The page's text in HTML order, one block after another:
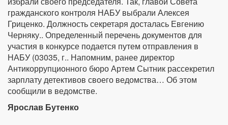
гражданского контроля НАБУ выбрали Алексея
Гриценко. Должность секретаря досталась Евгению
Черняку.. Определенный перечень документов для
участия в конкурсе подается путем отправления в
НАБУ (03035, г.. Напомним, ранее директор
Антикоррупционного бюро Артем Сытник рассекретил
зарплату детективов своего ведомства… Об этом
сообщили в ведомстве.
Ярослав Бутенко